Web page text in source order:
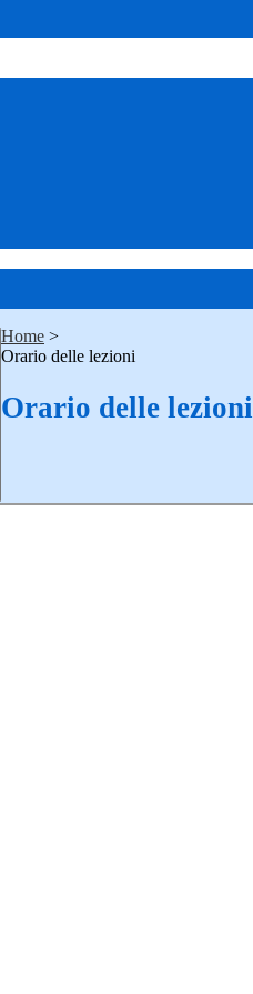
Home >
Orario delle lezioni
Orario delle lezioni